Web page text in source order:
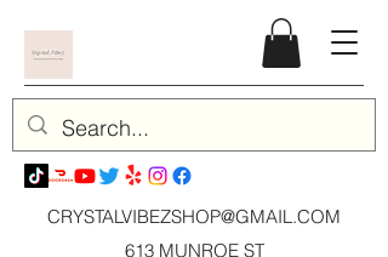
CRYSTALVIBEZSHOP@GMAIL.COM
613 MUNROE ST